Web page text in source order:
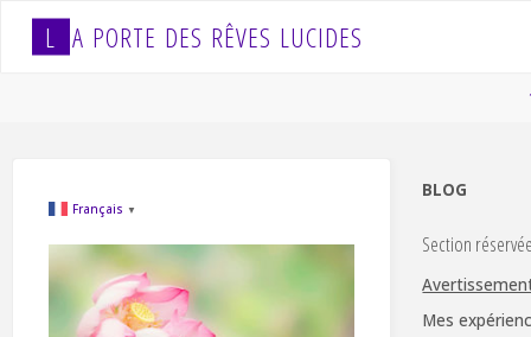
L A PORTE DES RÊVES LUCIDES
BLOG
Section
Mes
Français ▼